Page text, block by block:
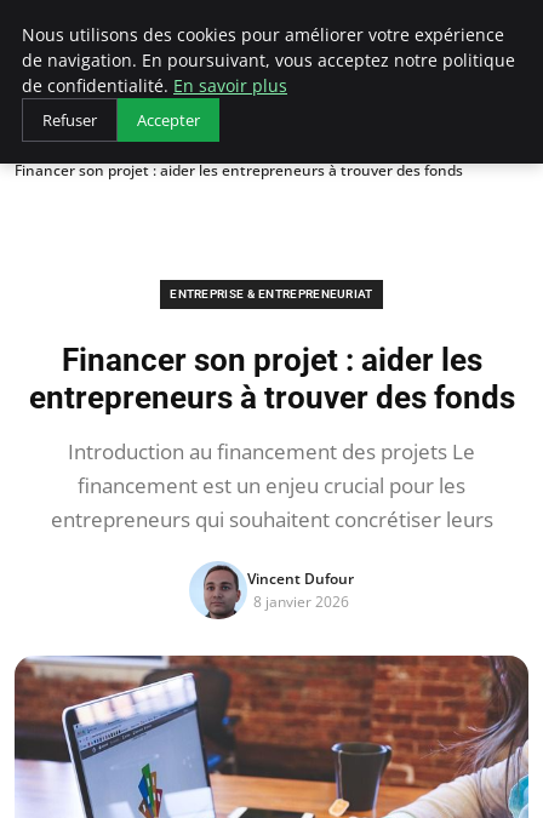
LECFCM
Accueil
Entreprise & Entrepreneuriat
Financer son projet : aider les entrepreneurs à trouver des fonds
ENTREPRISE & ENTREPRENEURIAT
Financer son projet : aider les
entrepreneurs à trouver des fonds
Introduction au financement des projets Le
financement est un enjeu crucial pour les
entrepreneurs qui souhaitent concrétiser leurs
Vincent Dufour
8 janvier 2026
Nous utilisons des cookies pour améliorer votre expérience
de navigation. En poursuivant, vous acceptez notre politique
de confidentialité. En savoir plus
Refuser Accepter